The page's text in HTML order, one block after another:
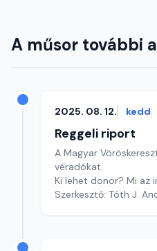
A műsor további
2025. 08. 12. kedd
Reggeli riport
A Magyar
véradókat.
Ki lehet donor? Mi az
Szerkesztő: Tóth J.